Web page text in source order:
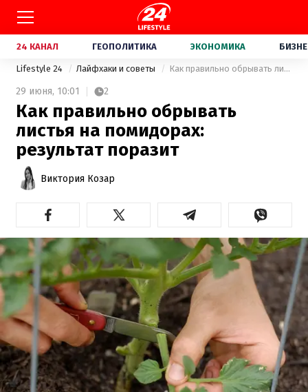
24 КАНАЛ ГЕОПОЛИТИКА ЭКОНОМИКА
Lifestyle 24 Лайфхаки и советы Как правильно обрывать листья на помидорах: результат поразит
29 июня, 10:01 2
Как правильно обрывать
листья на помидорах:
результат поразит
Виктория Козар